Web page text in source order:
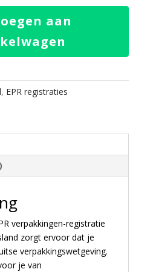
aan
, EPR registraties
verpakkingen-registratie
zorgt ervoor dat je
verpakkingswetgeving.
je van